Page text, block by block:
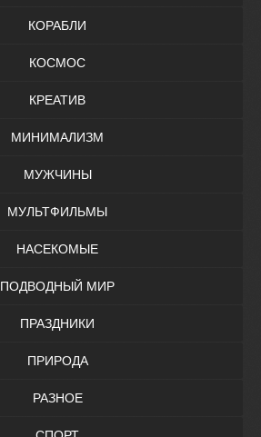
КОРАБЛИ
КОСМОС
КРЕАТИВ
МИНИМАЛИЗМ
МУЖЧИНЫ
МУЛЬТФИЛЬМЫ
НАСЕКОМЫЕ
ПОДВОДНЫЙ МИР
ПРАЗДНИКИ
ПРИРОДА
РАЗНОЕ